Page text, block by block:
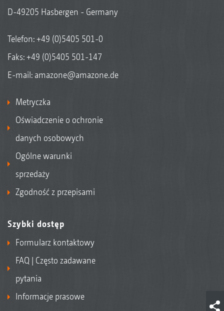
D-49205 Hasbergen - Germany
Telefon:+49 (0)5405 501-0
Faks: +49 (0)5405 501-147
E-mail: amazone@amazone.de
Metryczka
Oświadczenie o ochronie
danych osobowych
Ogólne warunki
sprzedaży
Zgodność z przepisami
Szybki dostęp
Formularz kontaktowy
FAQ | Często zadawane
pytania
Informacje prasowe